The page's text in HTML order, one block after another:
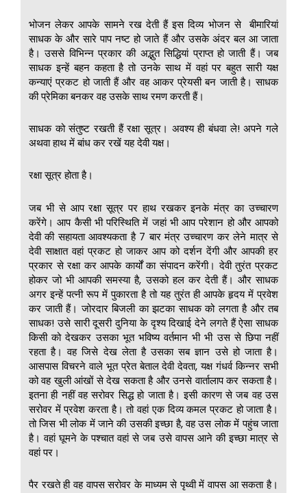
भोजन लेकर आपके सामने रख देती हैं इस दिव्य भोजन से बीमारियां
साधक के और सारे पाप नष्ट हो जाते हैं और उसके अंदर बल आ जाता
है। उससे विभिन्न प्रकार की अद्भुत सिद्धियां प्राप्त हो जाती हैं। जब
साधक इन्हें बहन कहता है तो उनके साथ में वहां पर बहुत सारी यक्ष
कन्याएं प्रकट हो जाती हैं और वह आकर प्रेयसी बन जाती है। साधक
की प्रेमिका बनकर वह उसके साथ रमण करती हैं।
साधक को संतुष्ट रखती हैं रक्षा सूत्र। अवश्य ही बंधवा ले! अपने गले
अथवा हाथ में बांध कर रखें यह देवी यक्ष।
रक्षा सूत्र होता है।
जब भी से आप रक्षा सूत्र पर हाथ रखकर इनके मंत्र का उच्चारण
करेंगे। आप कैसी भी परिस्थिति में जहां भी आप परेशान हो और आपको
देवी की सहायता आवश्यकता है 7 बार मंत्र उच्चारण कर लेने मात्र से
देवी साक्षात वहां प्रकट हो जाकर आप को दर्शन देंगी और आपकी हर
प्रकार से रक्षा कर आपके कार्यों का संपादन करेंगी। देवी तुरंत प्रकट
होकर जो भी आपकी समस्या है, उसको हल कर देती हैं। और साधक
अगर इन्हें पत्नी रूप में पुकारता है तो यह तुरंत ही आपके हृदय में प्रवेश
कर जाती हैं। जोरदार बिजली का झटका साधक को लगता है और तब
साधक! उसे सारी दूसरी दुनिया के दृश्य दिखाई देने लगते हैं ऐसा साधक
किसी को देखकर उसका भूत भविष्य वर्तमान भी भी उस से छिपा नहीं
रहता है। वह जिसे देख लेता है उसका सब ज्ञान उसे हो जाता है।
आसपास विचरने वाले भूत प्रेत बेताल देवी देवता, यक्ष गंधर्व किन्नर सभी
को वह खुली आंखों से देख सकता है और उनसे वार्तालाप कर सकता है।
इतना ही नहीं वह सरोवर सिद्ध हो जाता है। इसी कारण से जब वह उस
सरोवर में प्रवेश करता है। तो वहां एक दिव्य कमल प्रकट हो जाता है।
तो जिस भी लोक में जाने की उसकी इच्छा है, वह उस लोक में पहुंच जाता
है। वहां घूमने के पश्चात वहां से जब उसे वापस आने की इच्छा मात्र से
वहां पर।
पैर रखते ही वह वापस सरोवर के माध्यम से पृथ्वी में वापस आ सकता है।